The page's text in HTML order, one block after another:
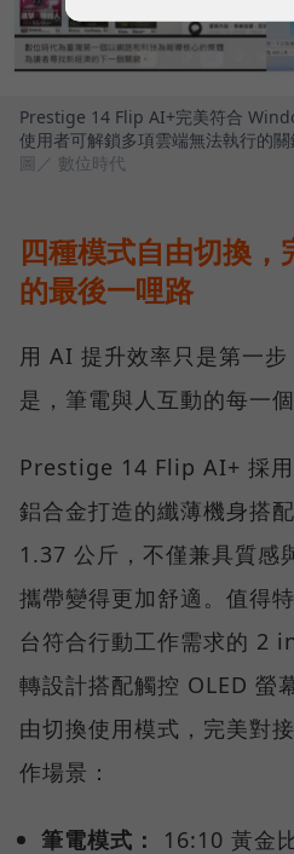
Prestige 14 Flip AI+完美符合
使用者可解鎖多項雲端無法執行的
圖／ 數位時代
四種模式自由切換
的最後一哩路
用 AI 提升效率只是第一
是，筆電與人互動的每一個
Prestige 14 Flip AI+ 採
鋁合金打造的纖薄機身搭
1.37 公斤，不僅兼具質感
攜帶變得更加舒適。值得
台符合行動工作需求的 2
轉設計搭配觸控 OLED 螢
由切換使用模式，完美對
作場景：
筆電模式：
16:10 黃金